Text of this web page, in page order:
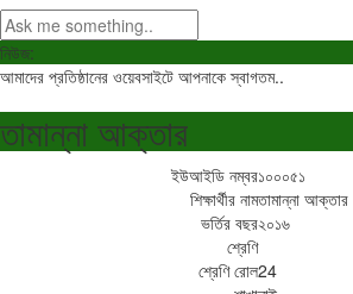
নিউজ:
আমাদের প্রতিষ্ঠানের ওয়েবসাইটে আপনাকে স্বাগতম..
তামান্না আক্তার
ইউআইডি নম্বর১০০০৫১
শিক্ষার্থীর নামতামান্না আক্তার
ভর্তির বছর২০১৬
শ্রেণি
শ্রেণি রোল24